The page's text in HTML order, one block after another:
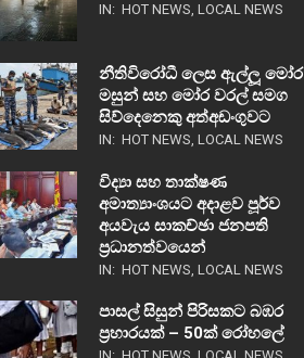
IN: HOT NEWS, LOCAL NEWS
නීතිවිරෝධී ලෙස ඇල්ලූ මෝර
මසුන් සහ මෝර වරල් සමග
සිව්දෙනෙකු අත්අඩංගුවට
IN: HOT NEWS, LOCAL NEWS
විද්‍යා සහ තාක්ෂණ
අමාත්‍යාංශයට අදාළව පූර්ව
අයවැය සාකච්ඡා ජනපති
ප්‍රධානත්වයෙන්
IN: HOT NEWS, LOCAL NEWS
පාසල් සිසුන් පිරිසකට බඹර
ප්‍රහාරයක් – 50ක් රෝහලේ